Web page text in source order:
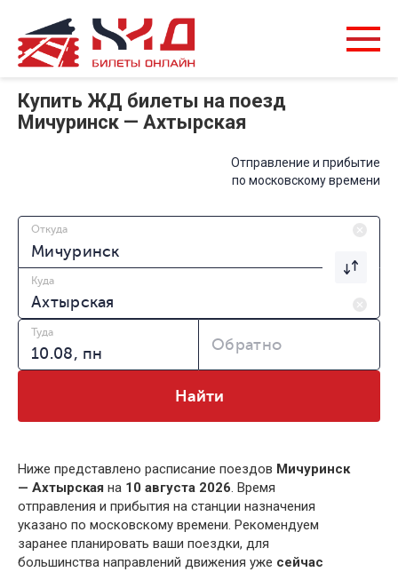
Купить ЖД билеты на поезд
Мичуринск — Ахтырская
Отправление и прибытие
по московскому времени
Откуда
Куда
Туда
Обратно
Найти
Ниже представлено расписание поездов Мичуринск
— Ахтырская на 10 августа 2026. Время
отправления и прибытия на станции назначения
указано по московскому времени. Рекомендуем
заранее планировать ваши поездки, для
большинства направлений движения уже сейчас